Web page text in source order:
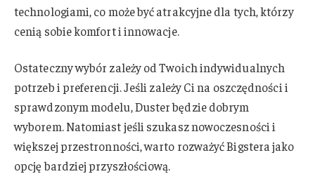
technologiami, co może być atrakcyjne dla tych, którzy
cenią sobie komfort i innowacje.
Ostateczny wybór zależy od Twoich indywidualnych
potrzeb i preferencji. Jeśli zależy Ci na oszczędności i
sprawdzonym modelu, Duster będzie dobrym
wyborem. Natomiast jeśli szukasz nowoczesności i
większej przestronności, warto rozważyć Bigstera jako
opcję bardziej przyszłościową.